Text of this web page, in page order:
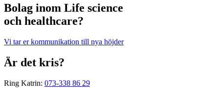
Bolag inom Life science
och healthcare?
Vi tar er kommunikation till nya höjder
Är det kris?
Ring Katrin: 073-338 86 29